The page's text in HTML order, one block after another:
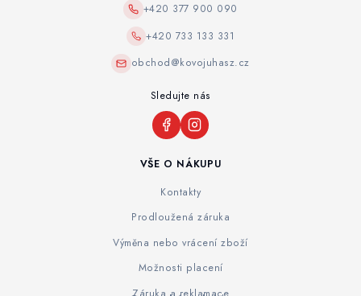
VŠE O NÁKUPU
Kontakty
Prodloužená záruka
Výměna nebo vrácení zboží
Možnosti placení
+420 377 900 090
+420 733 133 331
obchod@kovojuhasz.cz
Sledujte nás